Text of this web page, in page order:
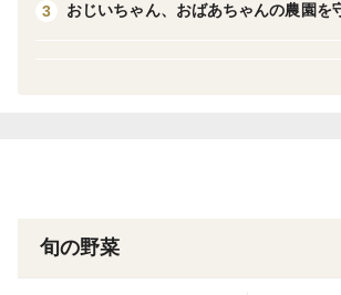
3
おじいちゃん、おばあちゃんの農園を
旬の野菜